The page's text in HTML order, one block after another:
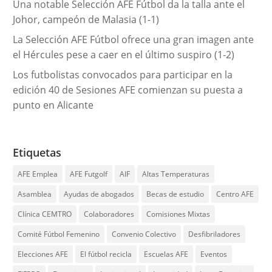
Una notable Selección AFE Fútbol da la talla ante el
Johor, campeón de Malasia (1-1)
La Selección AFE Fútbol ofrece una gran imagen ante
el Hércules pese a caer en el último suspiro (1-2)
Los futbolistas convocados para participar en la
edición 40 de Sesiones AFE comienzan su puesta a
punto en Alicante
Etiquetas
AFE Emplea AFE Futgolf AIF
Altas Temperaturas
Asamblea
Ayudas de abogados Becas de estudio
Centro AFE
Clínica CEMTRO
Colaboradores
Comisiones Mixtas
Comité Fútbol Femenino
Convenio Colectivo
Desfibriladores
Elecciones AFE
El fútbol recicla Escuelas AFE
Eventos